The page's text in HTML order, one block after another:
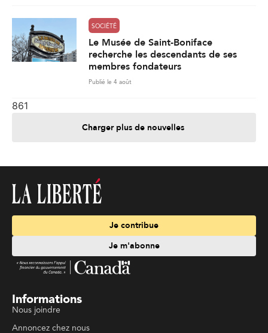
SOCIÉTÉ
Le Musée de Saint-Boniface
recherche les descendants de ses
membres fondateurs
Publié le 4 août
861
Charger plus de nouvelles
Je contribue
Je m'abonne
Informations
Nous joindre
Annoncez chez nous